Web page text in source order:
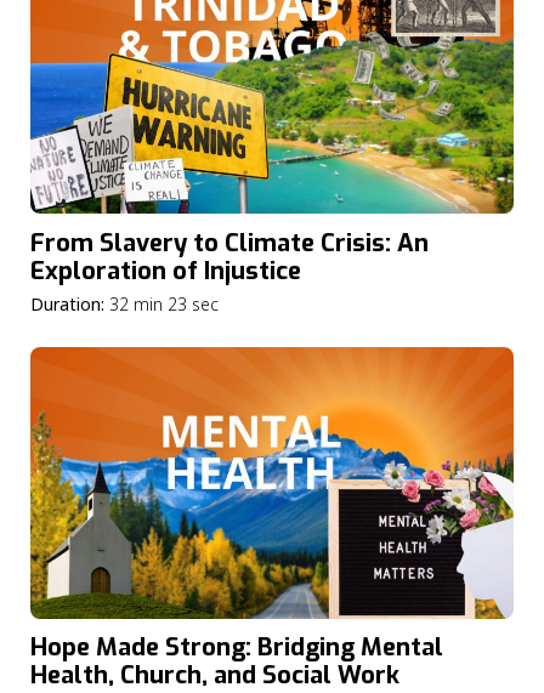
From Slavery to Climate Crisis: An
Exploration of Injustice
Duration: 32 min 23 sec
Hope Made Strong: Bridging Mental
Health, Church, and Social Work